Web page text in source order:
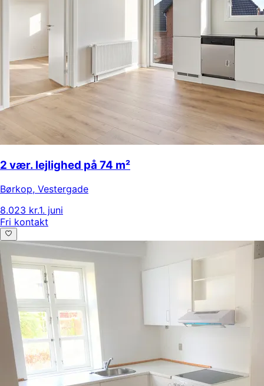
2 vær. lejlighed på 74 m²
Børkop, Vestergade
8.023 kr.1. juni
Fri kontakt